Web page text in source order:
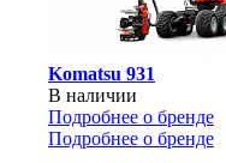
Komatsu 931
В наличии
Подробнее о бренде
Подробнее о бренде